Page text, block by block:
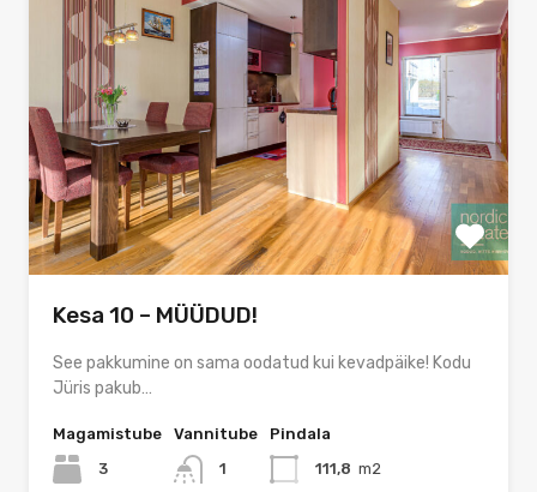
Kesa 10 – MÜÜDUD!
See pakkumine on sama oodatud kui kevadpäike! Kodu
Jüris pakub…
Magamistube
3
Vannitube
1
Pindala
111,8 m2